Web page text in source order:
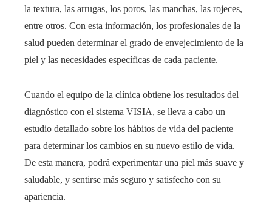
la textura, las arrugas, los poros, las manchas, las rojeces,
entre otros. Con esta información, los profesionales de la
salud pueden determinar el grado de envejecimiento de la
piel y las necesidades específicas de cada paciente.
Cuando el equipo de la clínica obtiene los resultados del
diagnóstico con el sistema VISIA, se lleva a cabo un
estudio detallado sobre los hábitos de vida del paciente
para determinar los cambios en su nuevo estilo de vida.
De esta manera, podrá experimentar una piel más suave y
saludable, y sentirse más seguro y satisfecho con su
apariencia.